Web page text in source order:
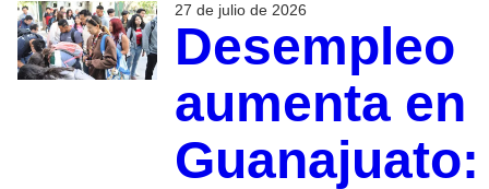
27 de julio de 2026
Desempleo
aumenta en
Guanajuato: